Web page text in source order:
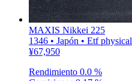
MAXIS Nikkei 225
1346 • Japón • Etf physical
¥67,950
Rendimiento 0.0 %